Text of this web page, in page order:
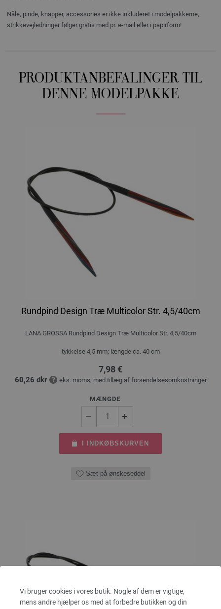
Vi bruger cookies i vores butik. Nogle af dem er vigtige,
mens andre hjælper os med at forbedre butikken og din
Nåle, pinde, knapper, accessories er ikke inkluderet i modelpakkerne,
strikkevejledninger følger gratis med pr. e-mail eller i papirform!
PRODUKTANBEFALINGER TIL
DENNE MODELPAKKE
Rundpind Design Træ Multicolor Str. 4,5/40cm
LANA GROSSA Rundpind Design Træ Multicolor Str. 4,5/40cm
tykkelse 4,5 mm; længde ca. 40 cm
7,98 €
60,26 dkr eks. moms, med tillæg af forsendelsesomkostninger
MÆNGDE
I INDKØBSKURVEN
Sæt på ønskeseddel